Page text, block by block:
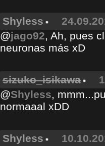
Shyless
@jago92, Ah, pues
neuronas más xD
sizuko_isikawa
@Shyless,
normaaal xDD
Shyless